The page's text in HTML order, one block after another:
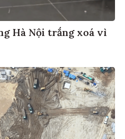
Hà Nội trắng xoá vì